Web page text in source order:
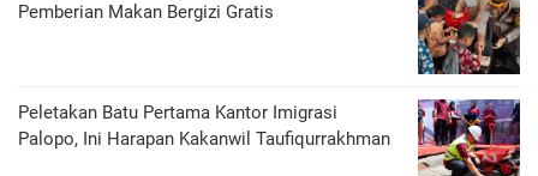
Pemberian Makan Bergizi Gratis
Peletakan Batu Pertama Kantor Imigrasi
Palopo, Ini Harapan Kakanwil Taufiqurrakhman